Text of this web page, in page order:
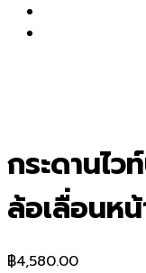
กระดานไ
ล้อเลื่อนห
฿4,580.00